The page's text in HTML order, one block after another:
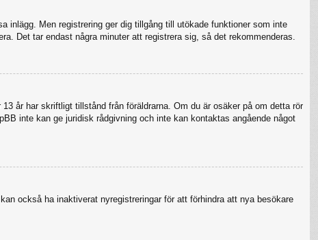
inlägg. Men registrering ger dig tillgång till utökade funktioner som inte
Det tar endast några minuter att registrera sig, så det rekommenderas.
år har skriftligt tillstånd från föräldrarna. Om du är osäker på om detta rör
inte kan ge juridisk rådgivning och inte kan kontaktas angående något
också ha inaktiverat nyregistreringar för att förhindra att nya besökare